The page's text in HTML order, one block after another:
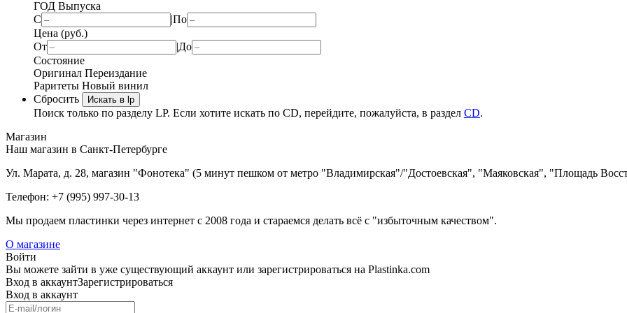
ГОД Выпуска
С
|По
Цена (руб.)
От
|До
Состояние
Оригинал Переиздание
Раритеты Новый винил
Сбросить
Искать в lp
Поиск только по разделу LP. Если хотите искать по CD, перейдите, пожалуйста, в раздел CD.
Магазин
Наш магазин в Санкт-Петербурге
Ул. Марата, д. 28, магазин "Фонотека" (5 минут пешком от метро "Владимирская"/"Достоевская", "Маяковская", "Площадь
Телефон: +7 (995) 997-30-13
Мы продаем пластинки через интернет c 2008 года и стараемся делать всё с "избыточным качеством".
О магазине
Войти
Вы можете зайти в уже существующий аккаунт или зарегистрироваться на Plastinka.com
Вход в аккаунтЗарегистрироваться
Вход в аккаунт